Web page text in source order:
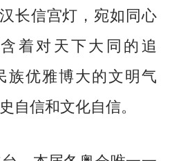
长信宫灯，宛如同心
着对天下大同的追
优雅博大的文明气
自信和文化自信。